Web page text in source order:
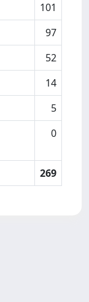
101
97
52
14
5
0
269